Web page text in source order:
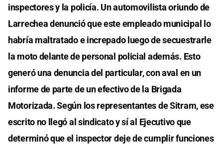
inspectores y la policía. Un automovilista oriundo de
Larrechea denunció que este empleado municipal lo
habría maltratado e increpado luego de secuestrarle
la moto delante de personal policial además. Esto
generó una denuncia del particular, con aval en un
informe de parte de un efectivo de la Brigada
Motorizada. Según los representantes de Sitram, ese
escrito no llegó al sindicato y sí al Ejecutivo que
determinó que el inspector deje de cumplir funciones